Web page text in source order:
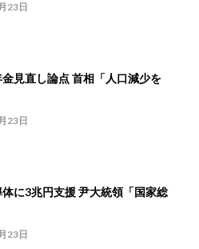
23日
見直し論点 首相「人口減少を
23日
に3兆円支援 尹大統領「国家総
23日